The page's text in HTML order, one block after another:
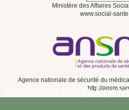
Ministère des Affaires
www.social-
Agence nationale de sécurité du
http://
INSCRIVEZ-VOUS À LA